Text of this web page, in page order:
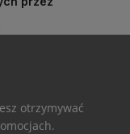
otrzymywać